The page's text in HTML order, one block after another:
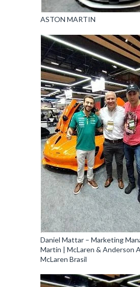
ASTON MARTIN
Daniel Mattar – Marketing
Martin | McLaren & Anderson
McLaren Brasil